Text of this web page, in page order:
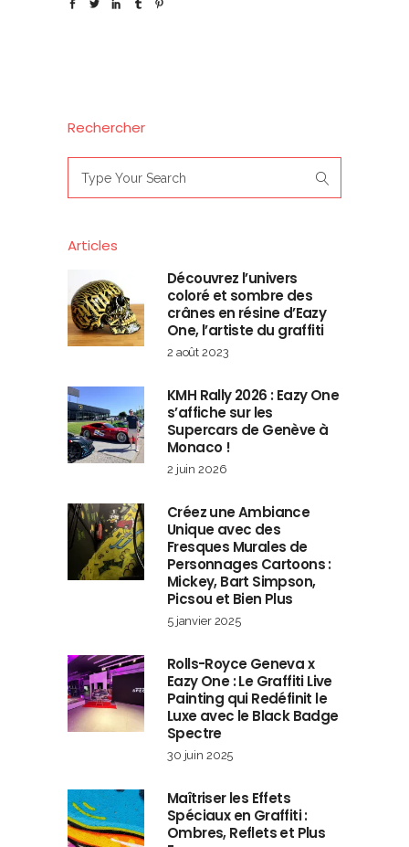
Rechercher
for:
Articles
Découvrez l’univers
coloré et sombre des
crânes en résine d’Eazy
One, l’artiste du graffiti
2 août 2023
KMH Rally 2026 : Eazy One
s’affiche sur les
Supercars de Genève à
Monaco !
2 juin 2026
Créez une Ambiance
Unique avec des
Fresques Murales de
Personnages Cartoons :
Mickey, Bart Simpson,
Picsou et Bien Plus
5 janvier 2025
Rolls-Royce Geneva x
Eazy One : Le Graffiti Live
Painting qui Redéfinit le
Luxe avec le Black Badge
Spectre
30 juin 2025
Maîtriser les Effets
Spéciaux en Graffiti :
Ombres, Reflets et Plus